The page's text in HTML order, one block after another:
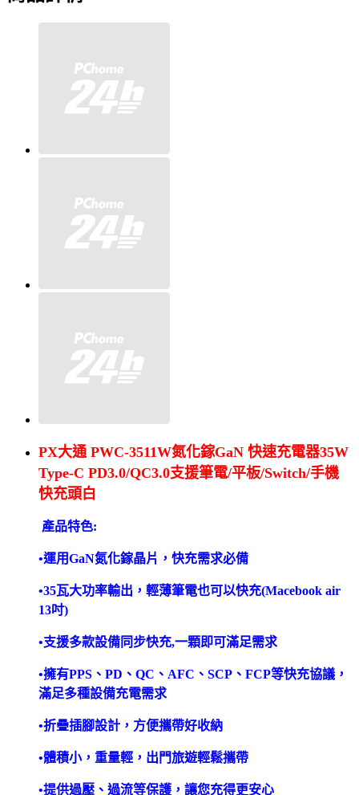
PX大通 PWC-3511W氮化鎵GaN 快速充電器35W
Type-C PD3.0/QC3.0支援筆電/平板/Switch/手機
快充頭白
產品特色:
•運用GaN氮化鎵晶片，快充需求必備
•35瓦大功率輸出， 輕薄筆電也可以快充(Macebook air
13吋)
•支援多款設備同步快充,一顆即可滿足需求
•擁有PPS 、 PD 、 QC 、 AFC 、 SCP 、 FCP等快充協議，
滿足多種設備充電需求
•折疊插腳設計，方便攜帶好收納
•體積小，重量輕，出門旅遊輕鬆攜帶
•提供過壓、過流等保護，讓您充得更安心